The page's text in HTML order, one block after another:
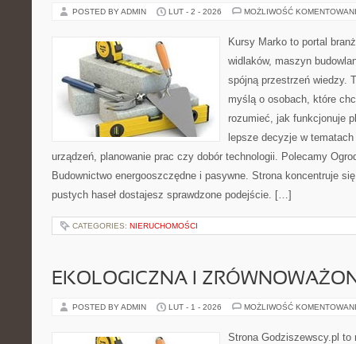
POSTED BY ADMIN LUT - 2 - 2026 MOŻLIWOŚĆ
Kursy Marko to portal
widlaków, maszyn
spójną przestrzeń wiedzy.
myślą o osobach, które
rozumieć, jak funkcjonuje
lepsze decyzje w
urządzeń, planowanie prac czy dobór technologii. Polecamy
Budownictwo energooszczędne i pasywne. Strona koncentruje
pustych haseł dostajesz sprawdzone podejście. […]
CATEGORIES: NIERUCHOMOŚCI
EKOLOGICZNA I
POSTED BY ADMIN LUT - 1 - 2026 MOŻLIWOŚĆ
Strona Godziszewscy.pl